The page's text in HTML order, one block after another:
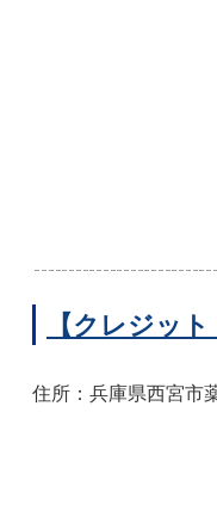
【クレジッ
住所：兵庫県西宮市